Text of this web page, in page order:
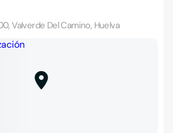
Valverde Del Camino, Huelva